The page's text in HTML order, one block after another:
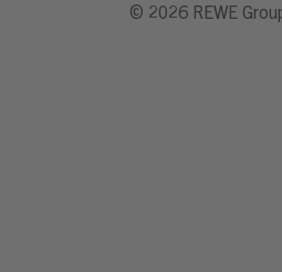
© 2026 REWE